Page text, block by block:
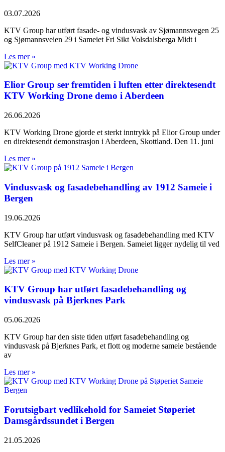
03.07.2026
KTV Group har utført fasade- og vindusvask av Sjømannsvegen 25
og Sjømannsveien 29 i Sameiet Fri Sikt Volsdalsberga Midt i
Les mer »
Elior Group ser fremtiden i luften etter direktesendt
KTV Working Drone demo i Aberdeen
26.06.2026
KTV Working Drone gjorde et sterkt inntrykk på Elior Group under
en direktesendt demonstrasjon i Aberdeen, Skottland. Den 11. juni
Les mer »
Vindusvask og fasadebehandling av 1912 Sameie i
Bergen
19.06.2026
KTV Group har utført vindusvask og fasadebehandling med KTV
SelfCleaner på 1912 Sameie i Bergen. Sameiet ligger nydelig til ved
Les mer »
KTV Group har utført fasadebehandling og
vindusvask på Bjerknes Park
05.06.2026
KTV Group har den siste tiden utført fasadebehandling og
vindusvask på Bjerknes Park, et flott og moderne sameie bestående
av
Les mer »
Forutsigbart vedlikehold for Sameiet Støperiet
Damsgårdssundet i Bergen
21.05.2026